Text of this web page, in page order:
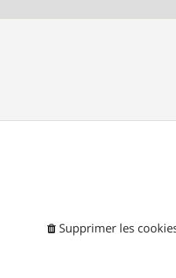
Supprimer les